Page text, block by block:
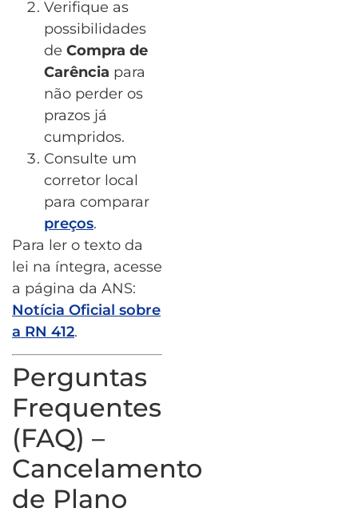
Verifique as
possibilidades
de Compra de
Carência para
não perder os
prazos já
cumpridos.
Consulte um
corretor local
para comparar
preços.
Para ler o texto da
lei na íntegra, acesse
a página da ANS:
Notícia Oficial sobre
a RN 412.
Perguntas
Frequentes
(FAQ) –
Cancelamento
de Plano